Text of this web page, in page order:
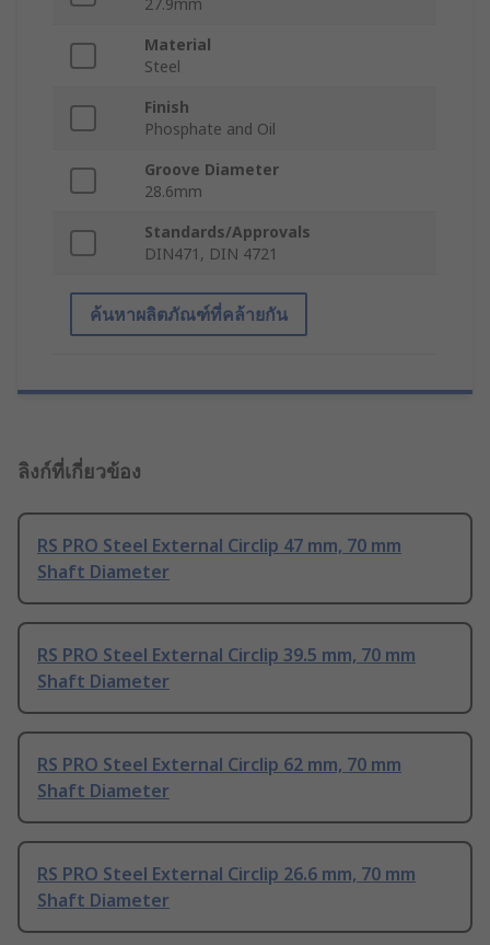
Material
Steel
Finish
Phosphate and Oil
Groove Diameter
28.6mm
Standards/Approvals
DIN471, DIN 4721
ค้นหาผลิตภัณฑ์ที่คล้ายกัน
ลิงก์ที่เกี่ยวข้อง
RS PRO Steel External Circlip 47 mm, 70 mm
Shaft Diameter
RS PRO Steel External Circlip 39.5 mm, 70 mm
Shaft Diameter
RS PRO Steel External Circlip 62 mm, 70 mm
Shaft Diameter
RS PRO Steel External Circlip 26.6 mm, 70 mm
Shaft Diameter